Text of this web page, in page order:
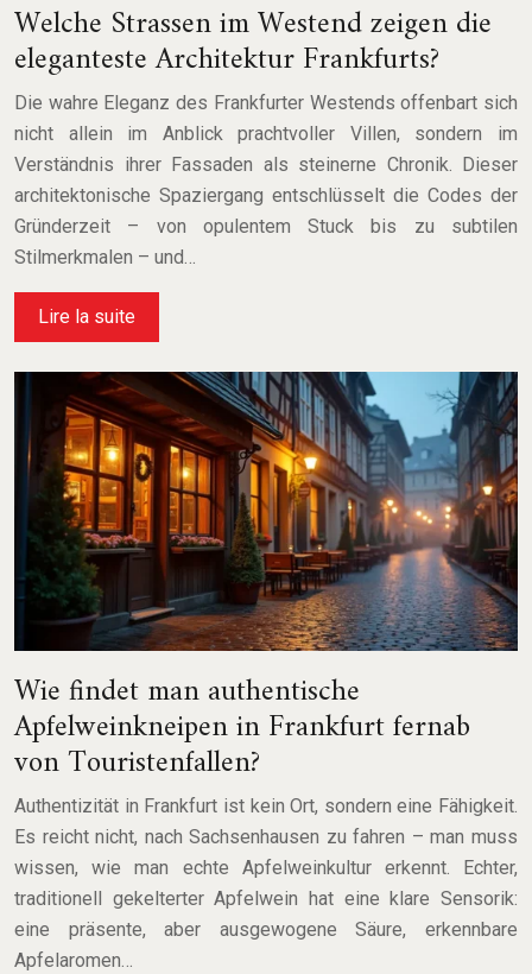
Welche Strassen im Westend zeigen die
eleganteste Architektur Frankfurts?
Die wahre Eleganz des Frankfurter Westends offenbart sich
nicht allein im Anblick prachtvoller Villen, sondern im
Verständnis ihrer Fassaden als steinerne Chronik. Dieser
architektonische Spaziergang entschlüsselt die Codes der
Gründerzeit – von opulentem Stuck bis zu subtilen
Stilmerkmalen – und…
Lire la suite
Wie findet man authentische
Apfelweinkneipen in Frankfurt fernab
von Touristenfallen?
Authentizität in Frankfurt ist kein Ort, sondern eine Fähigkeit.
Es reicht nicht, nach Sachsenhausen zu fahren – man muss
wissen, wie man echte Apfelweinkultur erkennt. Echter,
traditionell gekelterter Apfelwein hat eine klare Sensorik:
eine präsente, aber ausgewogene Säure, erkennbare
Apfelaromen…